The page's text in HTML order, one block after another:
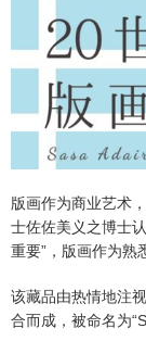
版画作为商业艺术
士佐佐美义之博士
重要”，版画作为熟
该藏品由热情地注
合而成，被命名为